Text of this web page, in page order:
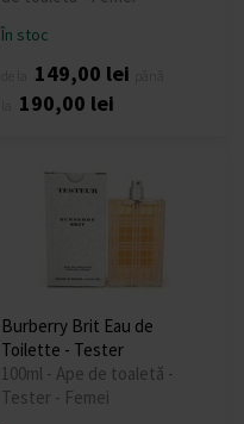
În stoc
149,00 lei
190,00 lei
Burberry Brit Eau de
Toilette - Tester
100ml - Ape de toaletă -
Tester - Femei